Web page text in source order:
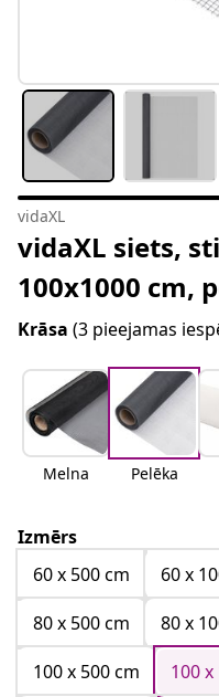
vidaXL
vidaXL siets,
100x1000 cm,
Krāsa (3 pieejamas
Melna Pelēka
Izmērs
60 x 500 cm
60 x
80 x 500 cm
80 x
100 x 500 cm
100